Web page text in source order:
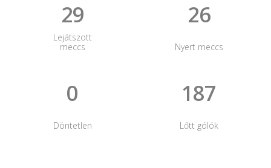
29
Lejátszott
meccs
26
Nyert meccs
0
Döntetlen
187
Lőtt gólók